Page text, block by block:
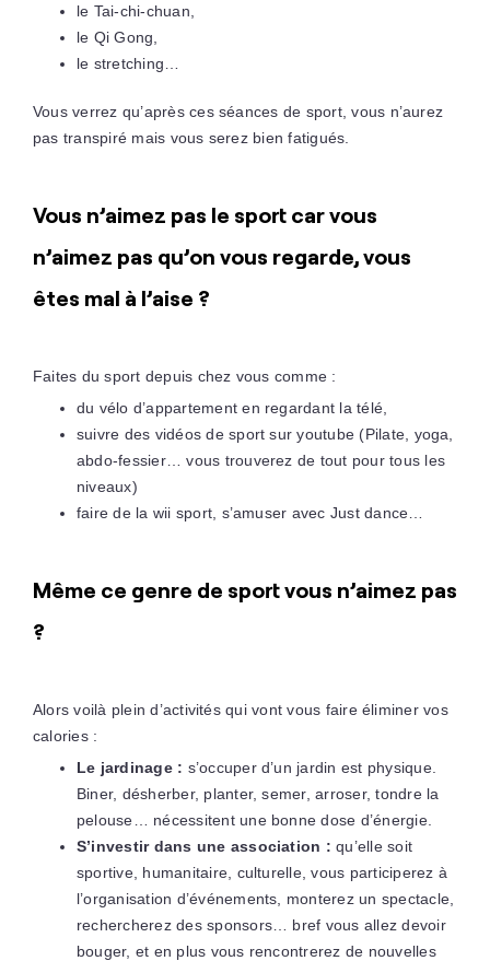
le Tai-chi-chuan,
le Qi Gong,
le stretching…
Vous verrez qu’après ces séances de sport, vous n’aurez
pas transpiré mais vous serez bien fatigués.
Vous n’aimez pas le sport car vous
n’aimez pas qu’on vous regarde, vous
êtes mal à l’aise ?
Faites du sport depuis chez vous comme :
du vélo d’appartement en regardant la télé,
suivre des vidéos de sport sur youtube (Pilate, yoga,
abdo-fessier… vous trouverez de tout pour tous les
niveaux)
faire de la wii sport, s’amuser avec Just dance…
Même ce genre de sport vous n’aimez pas
?
Alors voilà plein d’activités qui vont vous faire éliminer vos
calories :
Le jardinage : s’occuper d’un jardin est physique.
Biner, désherber, planter, semer, arroser, tondre la
pelouse… nécessitent une bonne dose d’énergie.
S’investir dans une association : qu’elle soit
sportive, humanitaire, culturelle, vous participerez à
l’organisation d’événements, monterez un spectacle,
rechercherez des sponsors… bref vous allez devoir
bouger, et en plus vous rencontrerez de nouvelles